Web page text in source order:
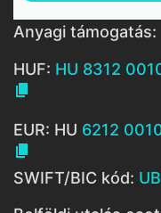
Anyagi támogatás:
HUF: HU 8312

EUR: HU 6212

SWIFT/BIC kód: